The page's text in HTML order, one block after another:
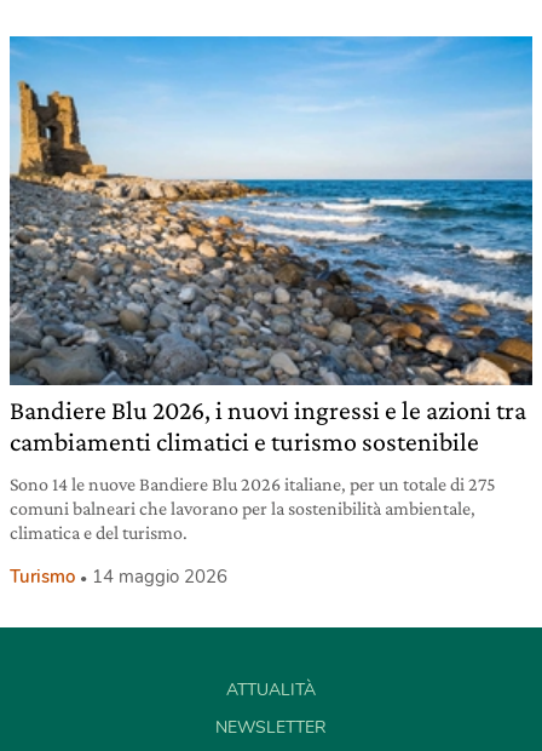
Bandiere Blu 2026, i nuovi ingressi e le azioni tra
cambiamenti climatici e turismo sostenibile
Sono 14 le nuove Bandiere Blu 2026 italiane, per un totale di 275
comuni balneari che lavorano per la sostenibilità ambientale,
climatica e del turismo.
Turismo 14 maggio 2026
ATTUALITÀ
NEWSLETTER